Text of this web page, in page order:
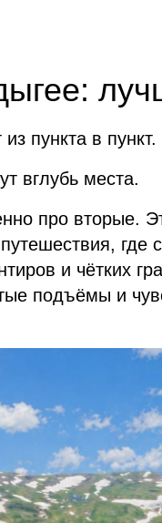
пункта в пункт.
вглубь места.
про вторые.
где
и чётких
подъёмы и